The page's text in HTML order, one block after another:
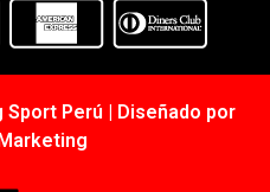
Perú | Diseñado por